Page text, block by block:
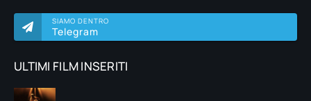
SIAMO DENTRO
Telegram
ULTIMI FILM INSERITI